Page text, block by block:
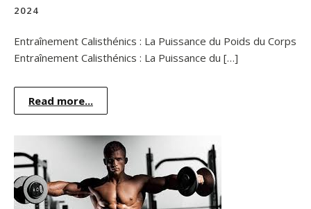
2024
Entraînement Calisthénics : La Puissance du Poids du Corps
Entraînement Calisthénics : La Puissance du […]
Read more...